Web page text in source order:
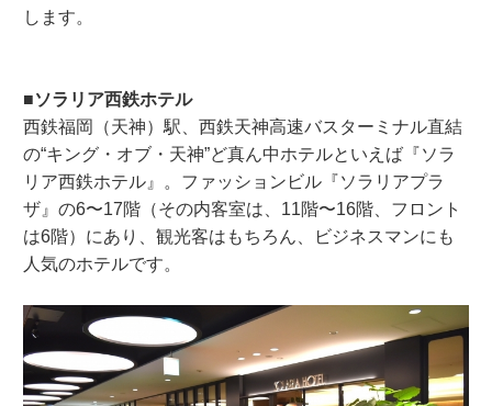
します。
■ソラリア西鉄ホテル
西鉄福岡（天神）駅、西鉄天神高速バスターミナル直結
の“キング・オブ・天神”ど真ん中ホテルといえば『ソラ
リア西鉄ホテル』。ファッションビル『ソラリアプラ
ザ』の6〜17階（その内客室は、11階〜16階、フロント
は6階）にあり、観光客はもちろん、ビジネスマンにも
人気のホテルです。